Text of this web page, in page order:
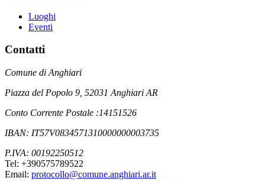
Luoghi
Eventi
Contatti
Comune di Anghiari
Piazza del Popolo 9, 52031 Anghiari AR
Conto Corrente Postale :14151526
IBAN: IT57V0834571310000000003735
P.IVA: 00192250512
Tel: +390575789522
Email: protocollo@comune.anghiari.ar.it